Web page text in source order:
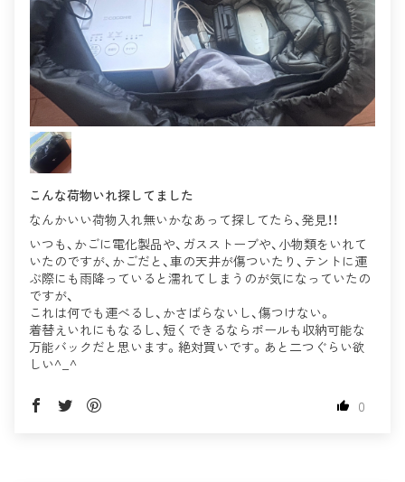
こんな荷物いれ探してました
なんかいい荷物入れ無いかなあって探してたら、発見！！
いつも、かごに電化製品や、ガスストーブや、小物類をいれて
いたのですが、かごだと、車の天井が傷ついたり、テントに運
ぶ際にも雨降っていると濡れてしまうのが気になっていたの
ですが、
これは何でも運べるし、かさばらないし、傷つけない。
着替えいれにもなるし、短くできるならポールも収納可能な
万能バックだと思います。絶対買いです。あと二つぐらい欲
しい^_^
0